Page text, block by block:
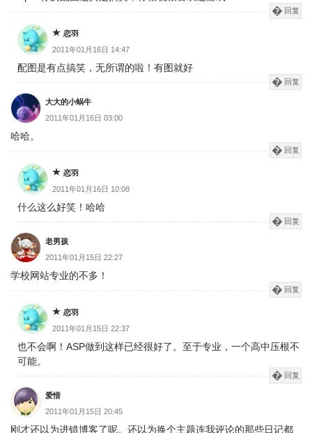
回复
恋羽
2011年01月16日 14:47
配图是有点搞笑，无所谓的啦！有图就好
回复
大大的小蜗牛
2011年01月16日 03:00
哈哈。
回复
恋羽
2011年01月16日 10:08
什么这么好笑！哈哈
回复
老男孩
2011年01月15日 22:27
学校网站专业的不多！
回复
恋羽
2011年01月15日 22:37
也不会啊！ASP做到这样已经很好了。至于专业，一个高中压根不
可能。
回复
爱惜
2011年01月15日 20:45
刚才还以为进错博客了呢。还以为换个主题连我评论的那些日记都